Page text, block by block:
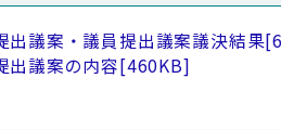
出議案・議員提出議案議決結果
出議案の内容[460KB]